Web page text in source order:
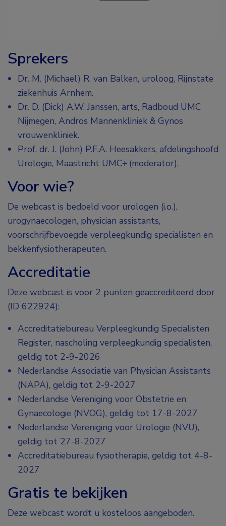
Sprekers
Dr. M. (Michael) R. van Balken, uroloog, Rijnstate
ziekenhuis Arnhem.
Dr. D. (Dick) A.W. Janssen, arts, Radboud UMC
Nijmegen, Andros Mannenkliniek & Gynos
vrouwenkliniek.
Prof. dr. J. (John) P.F.A. Heesakkers, afdelingshoofd
Urologie, Maastricht UMC+ (moderator).
Voor wie?
De webcast is bedoeld voor urologen (i.o.),
urogynaecologen, physician assistants,
voorschrijfbevoegde verpleegkundig specialisten en
bekkenfysiotherapeuten.
Accreditatie
Deze webcast is voor 2 punten geaccrediteerd door
(ID 622924):
Accreditatiebureau Verpleegkundig Specialisten
Register, nascholing verpleegkundig specialisten,
geldig tot 2-9-2026
Nederlandse Associatie van Physician Assistants
(NAPA), geldig tot 2-9-2027
Nederlandse Vereniging voor Obstetrie en
Gynaecologie (NVOG), geldig tot 17-8-2027
Nederlandse Vereniging voor Urologie (NVU),
geldig tot 27-8-2027
Accreditatiebureau fysiotherapie, geldig tot 4-8-
2027
Gratis te bekijken
Deze webcast wordt u kosteloos aangeboden.